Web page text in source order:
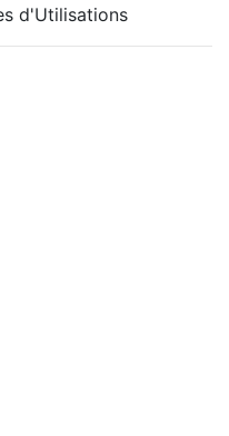
d'Utilisations